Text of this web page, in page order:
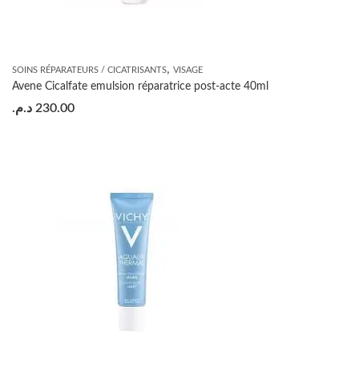
SOINS RÉPARATEURS / CICATRISANTS, VISAGE
Avene Cicalfate emulsion réparatrice post-acte 40ml
230.00 د.م.